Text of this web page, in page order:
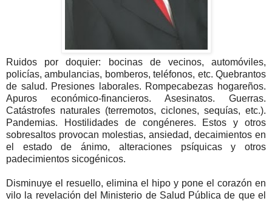
Ruidos por doquier: bocinas de vecinos, automóviles,
policías, ambulancias, bomberos, teléfonos, etc. Quebrantos
de salud. Presiones laborales. Rompecabezas hogareños.
Apuros económico-financieros. Asesinatos. Guerras.
Catástrofes naturales (terremotos, ciclones, sequías, etc.).
Pandemias. Hostilidades de congéneres. Estos y otros
sobresaltos provocan molestias, ansiedad, decaimientos en
el estado de ánimo, alteraciones psíquicas y otros
padecimientos sicogénicos.
Disminuye el resuello, elimina el hipo y pone el corazón en
vilo la revelación del Ministerio de Salud Pública de que el